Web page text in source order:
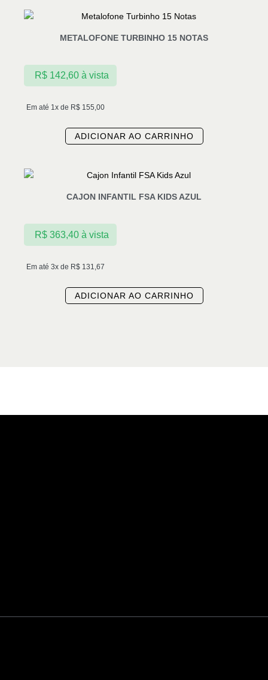
METALOFONE TURBINHO 15 NOTAS
Em até 1x de R$ 155,00
R$142,60 à vista
ADICIONAR AO CARRINHO
CAJON INFANTIL FSA KIDS AZUL
Em até 3x de R$ 131,67
R$363,40 à vista
ADICIONAR AO CARRINHO